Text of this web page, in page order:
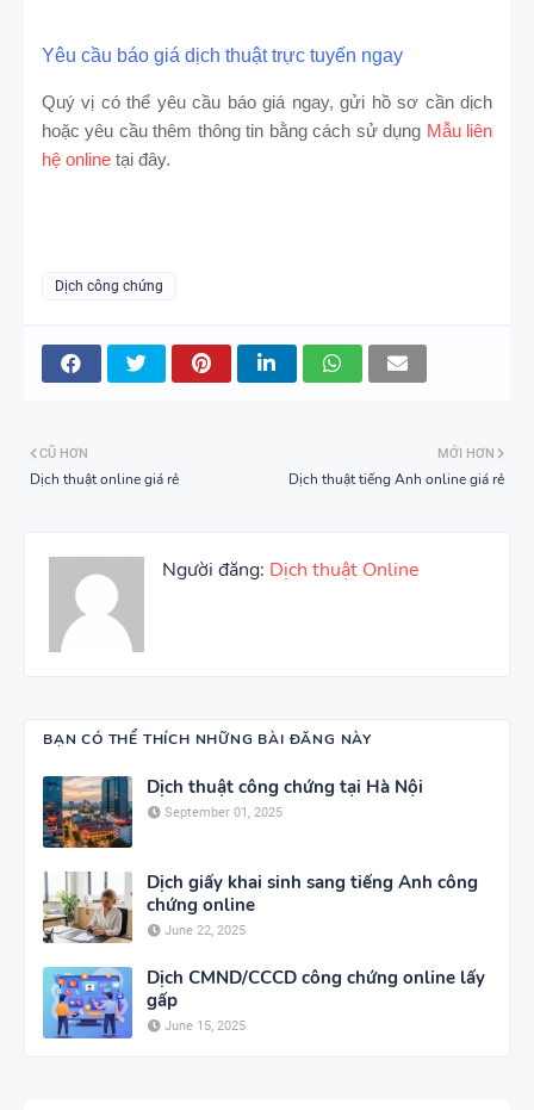
Yêu cầu báo giá dịch thuật trực tuyến ngay
Quý vị có thể yêu cầu báo giá ngay, gửi hồ sơ cần dịch
hoặc yêu cầu thêm thông tin bằng cách sử dụng Mẫu liên
hệ online tại đây.
Dịch công chứng
MỚI HƠN
Dịch thuật tiếng Anh online giá rẻ
CŨ HƠN
Dịch thuật online giá rẻ
Người đăng: Dịch thuật Online
BẠN CÓ THỂ THÍCH NHỮNG BÀI ĐĂNG NÀY
Dịch thuật công chứng tại Hà Nội
September 01, 2025
Dịch giấy khai sinh sang tiếng Anh công
chứng online
June 22, 2025
Dịch CMND/CCCD công chứng online lấy
gấp
June 15, 2025